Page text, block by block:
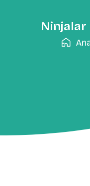
Ninjalar